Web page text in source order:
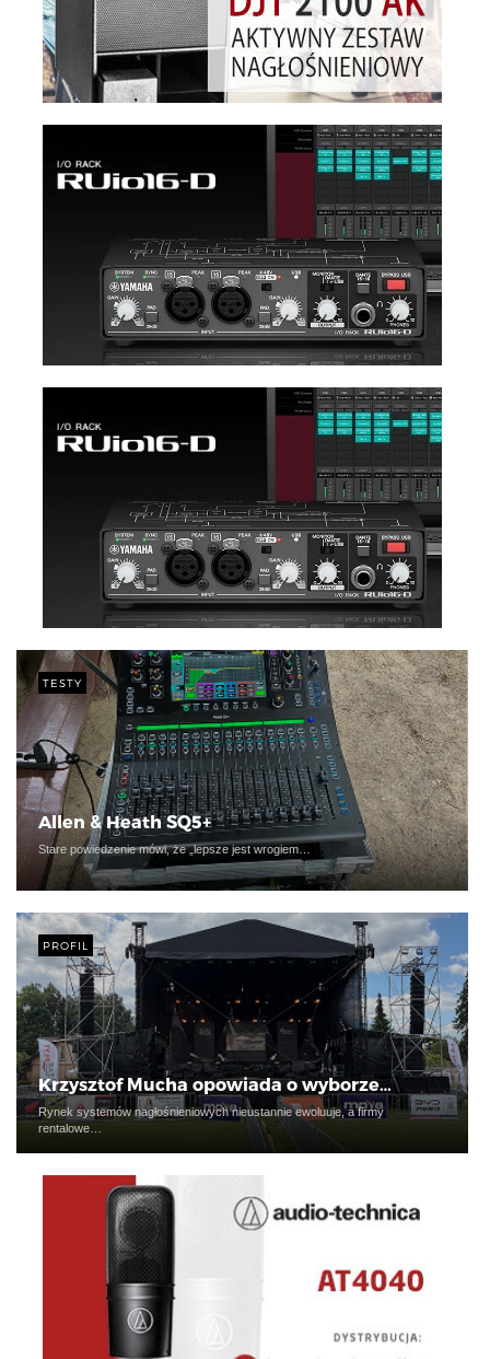
TESTY
Allen & Heath SQ5+
Stare powiedzenie mówi, że „lepsze jest wrogiem…
PROFIL
Krzysztof Mucha opowiada o wyborze…
Rynek systemów nagłośnieniowych nieustannie ewoluuje, a firmy
rentalowe…